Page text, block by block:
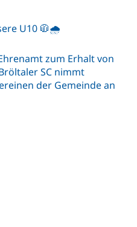
U10 🧥🌧️
zum Erhalt von
SC nimmt
der Gemeinde an